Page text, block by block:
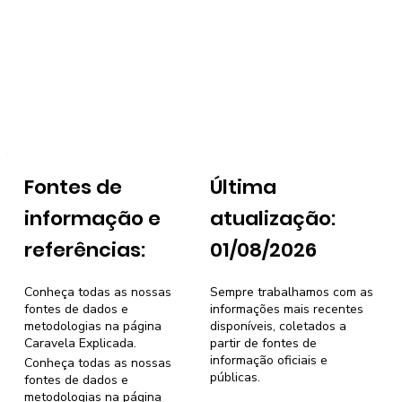
Fontes de
informação e
referências:
Última
atualização:
01/08/2026
Sempre trabalhamos com as
informações mais recentes
disponíveis, coletados a
partir de fontes de
informação oficiais e
públicas.
Conheça todas as nossas
fontes de dados e
metodologias na página
Caravela Explicada.
Conheça todas as nossas
fontes de dados e
metodologias na página